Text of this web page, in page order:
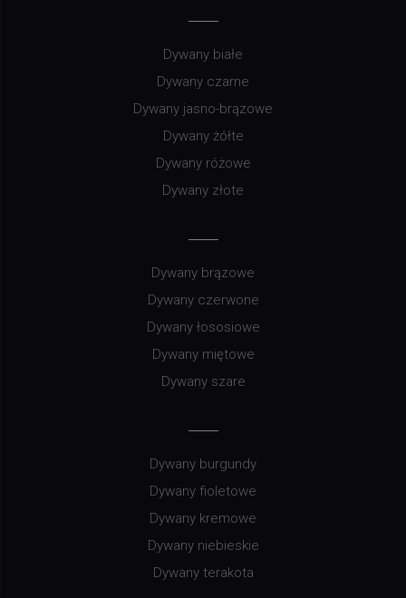
Dywany białe
Dywany czarne
Dywany jasno-brązowe
Dywany żółte
Dywany różowe
Dywany złote
Dywany brązowe
Dywany czerwone
Dywany łososiowe
Dywany miętowe
Dywany szare
Dywany burgundy
Dywany fioletowe
Dywany kremowe
Dywany niebieskie
Dywany terakota